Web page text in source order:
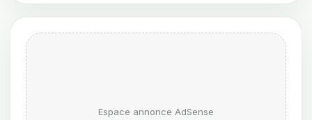
Espace annonce AdSense